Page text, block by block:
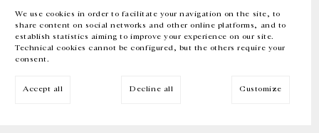
We use cookies in order to facilitate your navigation on the site, to
share content on social networks and other online platforms, and to
establish statistics aiming to improve your experience on our site.
Technical cookies cannot be configured, but the others require your
consent.
Accept all Decline all Customize
EN FR 中文 Facebook Instagram
Inscrivez-vous à notre newsletter